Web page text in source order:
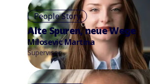
People Story
Alte Spuren, neue Wege
Milosevic Martina
Supervisor